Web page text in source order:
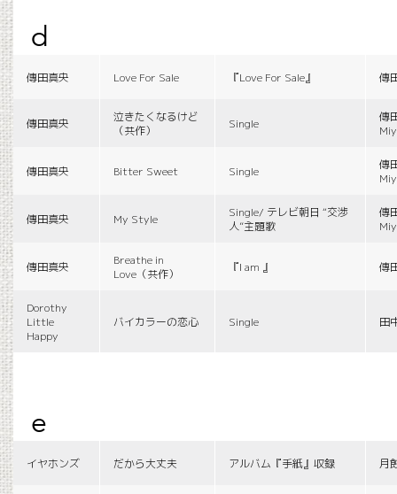
d
傳田真央 Love For Sale 『Love For Sale』 傳
傳田真央
泣きたくなるけど
（共作）
Single
傳
傳田真央 Bitter Sweet Single
傳
傳田真央 My Style
Single/ テレビ朝日 “交渉
人”主題歌
傳
傳田真央
Breathe in
Love（共作）
『I am 』 傳
Dorothy
Little
Happy
バイカラーの恋心 Single 田
e
イヤホンズ だから大丈夫 アルバム『手紙』収録 月